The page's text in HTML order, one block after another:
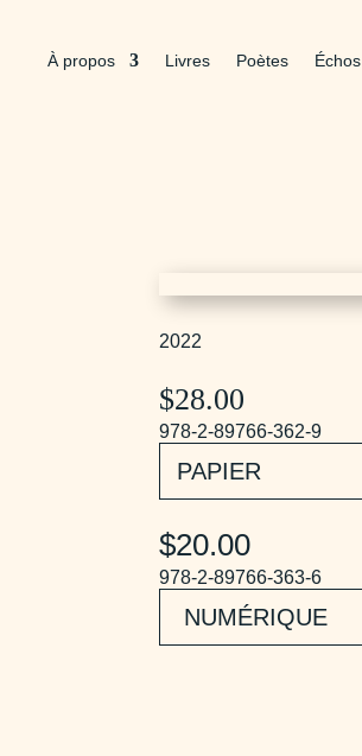
À propos Livres Poètes Échos
2022
$28.00
978-2-89766-362-9
PAPIER
$20.00
978-2-89766-363-6
NUMÉRIQUE